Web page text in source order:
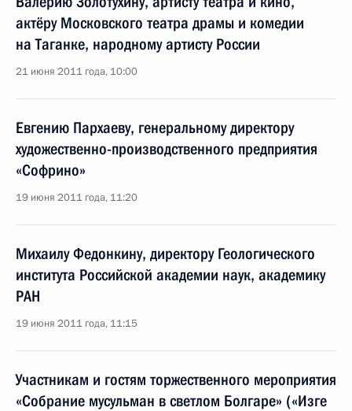
актёру Московского театра драмы и комедии
на Таганке, народному артисту России
21 июня 2011 года, 10:00
Евгению Пархаеву, генеральному директору
художественно-производственного предприятия
«Софрино»
19 июня 2011 года, 11:20
Михаилу Федонкину, директору Геологического
института Российской академии наук, академику
РАН
19 июня 2011 года, 11:15
Участникам и гостям торжественного мероприятия
«Собрание мусульман в светлом Болгаре» («Изге